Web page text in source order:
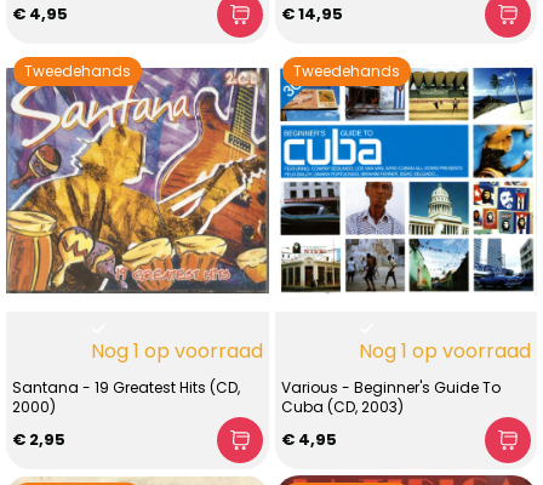
€ 4,95 € 14,95
Tweedehands
Nog 1 op voorraad
Santana - 19 Greatest Hits (CD,
2000)
€ 2,95
Tweedehands
Nog 1 op voorraad
Various - Beginner's Guide To
Cuba (CD, 2003)
€ 4,95